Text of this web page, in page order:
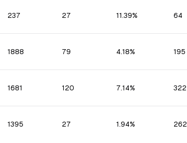
237 27 11.39% 64
1888 79 4.18% 195
1681 120 7.14% 322
1395 27 1.94% 262